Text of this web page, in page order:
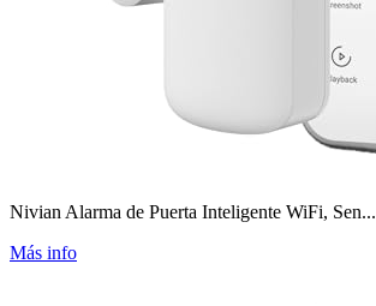
Nivian Alarma de Puerta Inteligente WiFi, Sen...
Más info